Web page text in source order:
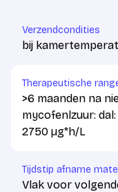
Verzendcondities
bij
Therapeutische
>6 maanden na
mycofenlzuur: dal:
2750 µg*h/L
Tijdstip afname
Vlak voor